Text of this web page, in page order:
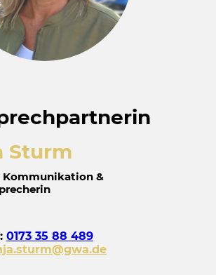
Sturm
Kommunikation &
0173 35 88 489